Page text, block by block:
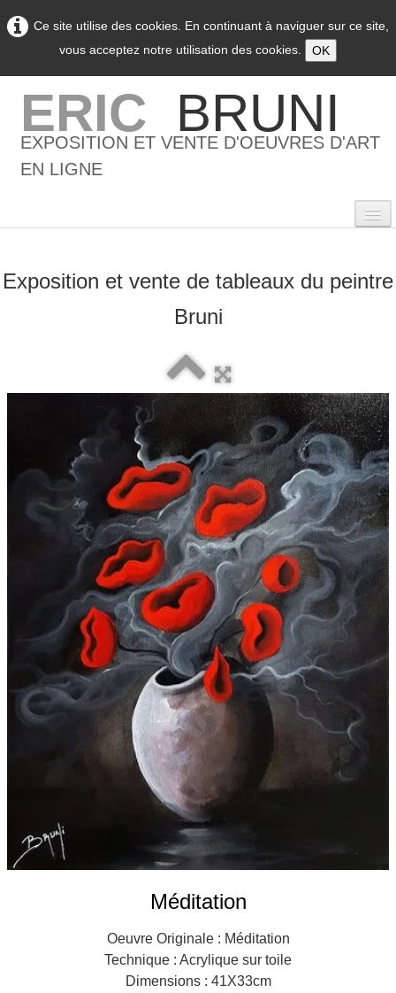
Ce site utilise des cookies. En continuant à naviguer sur ce site,
vous acceptez notre utilisation des cookies.
OK
ERIC BRUNI
EXPOSITION ET VENTE D'OEUVRES D'ART
EN LIGNE
0
Contact
Newsletter
Français
Exposition et vente de tableaux du peintre
Bruni
Méditation
Oeuvre Originale : Méditation
Technique : Acrylique sur toile
Dimensions : 41X33cm